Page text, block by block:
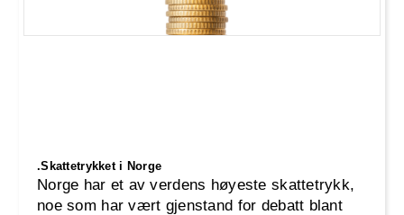
.Skattetrykket i Norge
Norge har et av verdens høyeste skattetrykk,
noe som har vært gjenstand for debatt blant